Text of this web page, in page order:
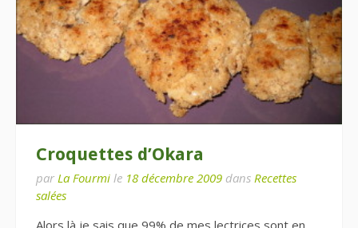
Croquettes d’Okara
par La Fourmi le 18 décembre 2009 dans Recettes
salées